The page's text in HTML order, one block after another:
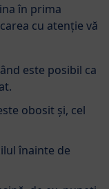
în prima
cu atenție vă
este posibil ca
obosit și, cel
înainte de